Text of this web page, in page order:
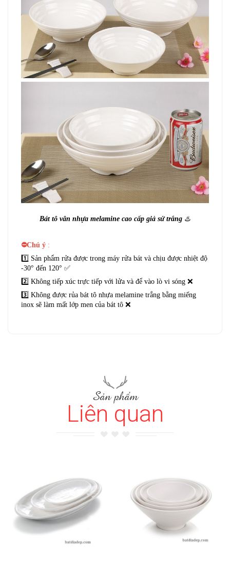
Bát tô vân nhựa melamine cao cấp giả sứ trắng ♨️
⛔Chú ý :
1️⃣ Sản phẩm rửa được trong máy rửa bát và chịu được nhiệt độ
-30° đến 120° ✅
2️⃣ Không tiếp xúc trực tiếp với lửa và để vào lò vi sóng ❌
3️⃣ Không được rủa bát tô nhựa melamine trắng bằng miếng
inox sẽ làm mất lớp men của bát tô ❌
Sản phẩm
Liên quan